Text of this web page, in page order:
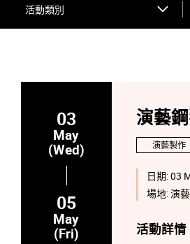
活動類別
03
May
(Wed)
05
May
(Fri)
演藝
演藝製作
日期:03
場地:演
活動詳情